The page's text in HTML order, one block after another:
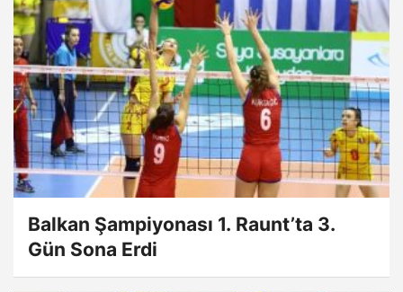
Balkan Şampiyonası 1. Raunt’ta 3.
Gün Sona Erdi